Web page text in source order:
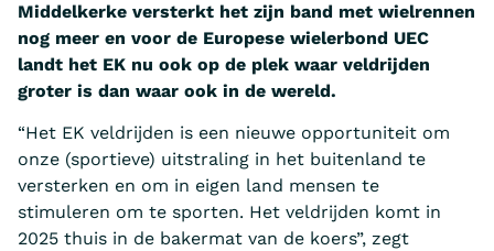
Middelkerke versterkt het zijn band met wielrennen
nog meer en voor de Europese wielerbond UEC
landt het EK nu ook op de plek waar veldrijden
groter is dan waar ook in de wereld.
“Het EK veldrijden is een nieuwe opportuniteit om
onze (sportieve) uitstraling in het buitenland te
versterken en om in eigen land mensen te
stimuleren om te sporten. Het veldrijden komt in
2025 thuis in de bakermat van de koers”, zegt